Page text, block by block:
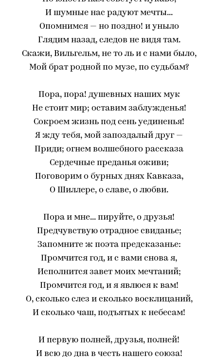
И шумные нас радуют мечты...
Опомнимся — но поздно! и уныло
Глядим назад, следов не видя там.
Скажи, Вильгельм, не то ль и с нами было,
Мой брат родной по музе, по судьбам?
Пора, пора! душевных наших мук
Не стоит мир; оставим заблужденья!
Сокроем жизнь под сень уединенья!
Я жду тебя, мой запоздалый друг —
Приди; огнем волшебного рассказа
Сердечные преданья оживи;
Поговорим о бурных днях Кавказа,
О Шиллере, о славе, о любви.
Пора и мне... пируйте, о друзья!
Предчувствую отрадное свиданье;
Запомните ж поэта предсказанье:
Промчится год, и с вами снова я,
Исполнится завет моих мечтаний;
Промчится год, и я явлюся к вам!
О, сколько слез и сколько восклицаний,
И сколько чаш, подъятых к небесам!
И первую полней, друзья, полней!
И всю до дна в честь нашего союза!